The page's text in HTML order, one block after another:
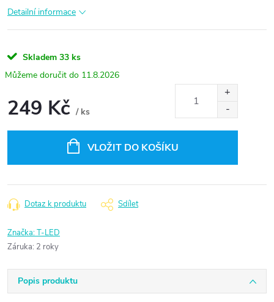
Detailní informace
Skladem 33 ks
11.8.2026
249 Kč / ks
VLOŽIT DO KOŠÍKU
Dotaz k produktu Sdílet
Značka:T-LED
Záruka: 2 roky
Popis produktu